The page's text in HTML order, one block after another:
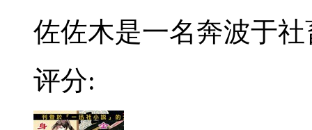
佐佐木是一名奔波于社
评分: